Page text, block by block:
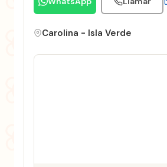
Carolina - Isla Verde